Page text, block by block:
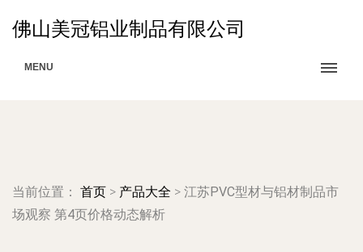
佛山美冠铝业制品有限公司
MENU
当前位置： 首页 > 产品大全 > 江苏PVC型材与铝材制品市
场观察 第4页价格动态解析